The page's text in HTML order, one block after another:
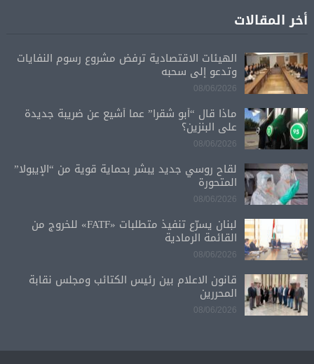
أخر المقالات
الهيئات الاقتصادية ترفض مشروع رسوم النفايات
وتدعو إلى سحبه
08/06/2026
ماذا قال “أبو شقرا” عما أشيع عن ضريبة جديدة
على البنزين؟
08/06/2026
لقاح روسي جديد يبشر بحماية قوية من “الإيبولا”
المتحورة
08/06/2026
لبنان يسرّع تنفيذ متطلبات «FATF» للخروج من
القائمة الرمادية
08/06/2026
قانون الاعلام بين رئيس الكتائب ومجلس نقابة
المحررين
08/06/2026